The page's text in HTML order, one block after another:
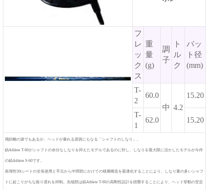
フ
レ
ッ
ク
ス
重
量
(g)
調
子
ト
ル
ク
バッ
ト径
(mm)
T-
2
60.0
中 4.2
15.20
T-
1
62.0 15.20
飛距離の源でもあるが、ヘッドが暴れる原因にもなる「シャフトのしなり」。
鎬Athlete T-60がシャフトの余分なしなりを抑えたモデルであるのに対し、しなりを最大限に活かしたモデルが今作
の鎬Athlete S-60です。
高弾性50tシートの全長使用と手元から中間部にかけての積層構造を最適化することにより、しなり量の多いシャフ
トに起こりがちな振り遅れを抑制。先端部は鎬Athlete T-60の高剛性設計を踏襲することにより、ヘッド挙動の安定